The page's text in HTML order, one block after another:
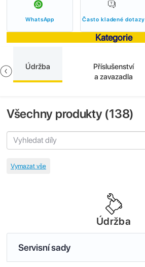
WhatsApp Často kladené dotazy
Kategorie
Údržba
Příslušenství
a zavazadla
Všechny produkty (138)
Údržba
Servisní sady